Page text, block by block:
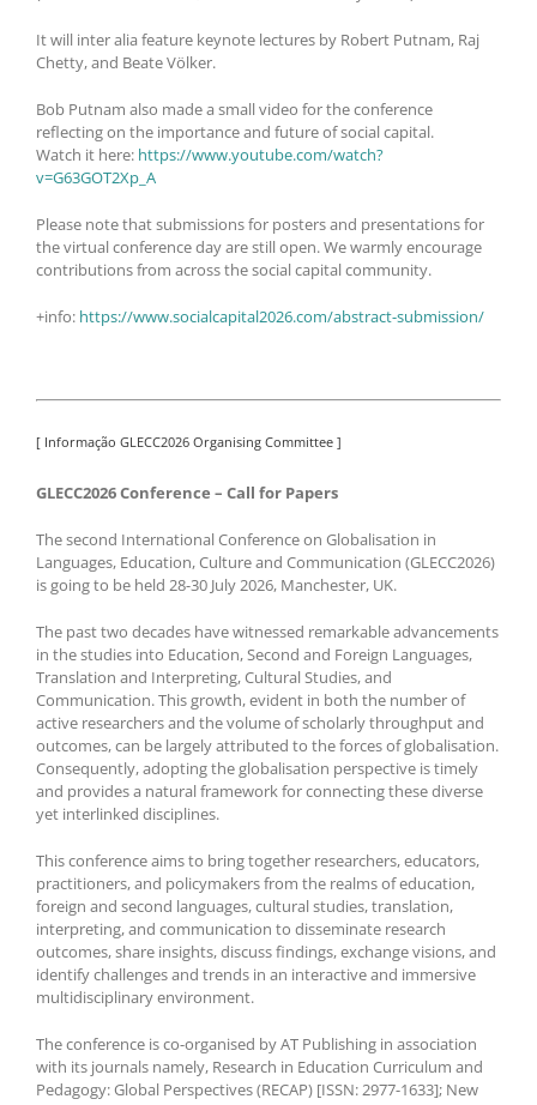
It will inter alia feature keynote lectures by Robert Putnam, Raj
Chetty, and Beate Völker.
Bob Putnam also made a small video for the conference
reflecting on the importance and future of social capital.
Watch it here: https://www.youtube.com/watch?
v=G63GOT2Xp_A
Please note that submissions for posters and presentations for
the virtual conference day are still open. We warmly encourage
contributions from across the social capital community.
+info: https://www.socialcapital2026.com/abstract-submission/
[ Informação GLECC2026 Organising Committee ]
GLECC2026 Conference – Call for Papers
The second International Conference on Globalisation in
Languages, Education, Culture and Communication (GLECC2026)
is going to be held 28-30 July 2026, Manchester, UK.
The past two decades have witnessed remarkable advancements
in the studies into Education, Second and Foreign Languages,
Translation and Interpreting, Cultural Studies, and
Communication. This growth, evident in both the number of
active researchers and the volume of scholarly throughput and
outcomes, can be largely attributed to the forces of globalisation.
Consequently, adopting the globalisation perspective is timely
and provides a natural framework for connecting these diverse
yet interlinked disciplines.
This conference aims to bring together researchers, educators,
practitioners, and policymakers from the realms of education,
foreign and second languages, cultural studies, translation,
interpreting, and communication to disseminate research
outcomes, share insights, discuss findings, exchange visions, and
identify challenges and trends in an interactive and immersive
multidisciplinary environment.
The conference is co-organised by AT Publishing in association
with its journals namely, Research in Education Curriculum and
Pedagogy: Global Perspectives (RECAP) [ISSN: 2977-1633]; New